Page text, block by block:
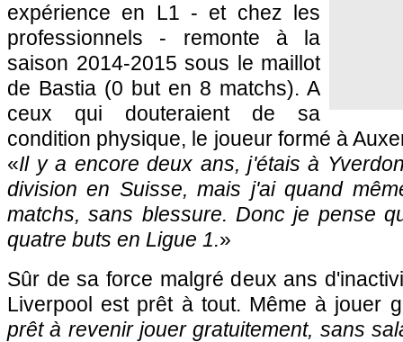
expérience en L1 - et chez les
professionnels - remonte à la
saison 2014-2015 sous le maillot
de Bastia (0 but en 8 matchs). A
ceux qui douteraient de sa
condition physique, le joueur formé à
«Il y a encore deux ans, j'étais à
division en Suisse, mais j'ai quand
matchs, sans blessure. Donc je pense
quatre buts en Ligue 1.»
Sûr de sa force malgré deux ans
Liverpool est prêt à tout. Même à jouer
prêt à revenir jouer gratuitement, sans